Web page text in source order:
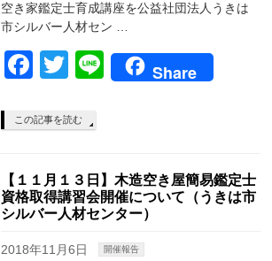
空き家鑑定士育成講座を公益社団法人うきは
市シルバー人材セン …
Facebook
Twitter
LineShare
この記事を読む
【１１月１３日】木造空き屋簡易鑑定士
資格取得講習会開催について（うきは市
シルバー人材センター）
2018年11月6日 開催報告